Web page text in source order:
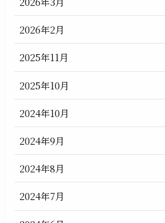
2026年2月
2025年11月
2025年10月
2024年10月
2024年9月
2024年8月
2024年7月